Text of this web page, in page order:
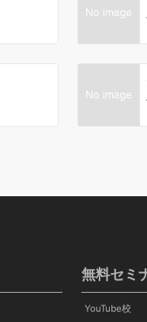
無料セミ
YouTube校